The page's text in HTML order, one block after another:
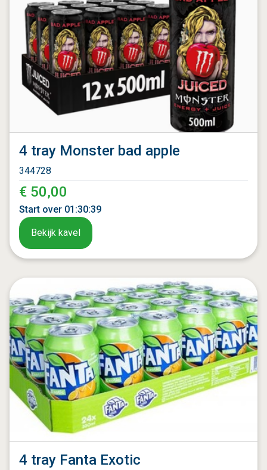
4 tray Monster bad apple
344728
€ 50,00
Start over 01 :30:37
Bekijk kavel
4 tray Fanta Exotic